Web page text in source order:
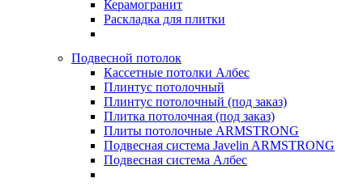
Керамогранит
Раскладка для плитки
Подвесной потолок
Кассетные потолки Албес
Плинтус потолочный
Плинтус потолочный (под заказ)
Плитка потолочная (под заказ)
Плиты потолочные ARMSTRONG
Подвесная система Javelin ARMSTRONG
Подвесная система Албес